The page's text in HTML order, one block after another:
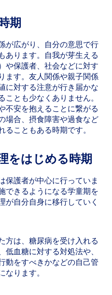
期
が広がり、自分の意思で行
あります。自我が芽生える
や保護者、社会などに対す
ます。友人関係や親子関係
に対する注意が行き届かな
とも少なくありません。
不安を抱えることに繋がる
場合、摂食障害や過食など
こともある時期です。
をはじめる時期
保護者が中心に行っていま
できるようになる学童期を
が自分自身に移行していく
方は、糖尿病を受け入れる
血糖に対する対処法や、
動をすべきかなどの自己管
ります。